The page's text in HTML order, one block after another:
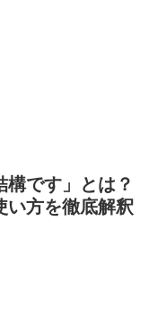
構です」とは？
い方を徹底解釈